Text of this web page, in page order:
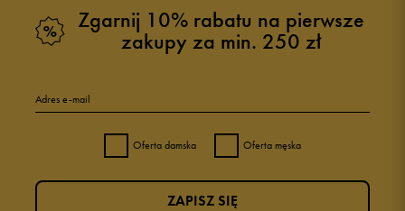
Zgarnij 10% rabatu na pierwsze
zakupy za min. 250 zł
Adres e-mail
Oferta damska Oferta męska
ZAPISZ SIĘ